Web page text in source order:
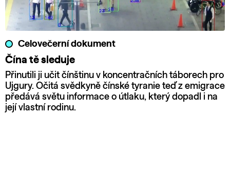
Celovečerní dokument
Čína tě sleduje
Přinutili ji učit čínštinu v koncentračních táborech pro
Ujgury. Očitá svědkyně čínské tyranie teď z emigrace
předává světu informace o útlaku, který dopadl i na
její vlastní rodinu.